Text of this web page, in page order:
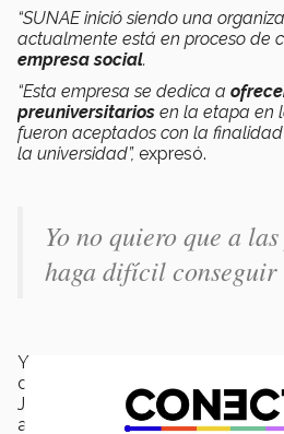
“SUNAE inició siendo una
actualmente está en proceso de
empresa social.
“Esta empresa se dedica a
preuniversitarios en la etapa en
fueron aceptados con la
la universidad”, expresó.
Yo no quiero que a
haga difícil
Y a pesar de que es complicado
contenido y estar en la
Jessica cuenta cuál es su
adelante.